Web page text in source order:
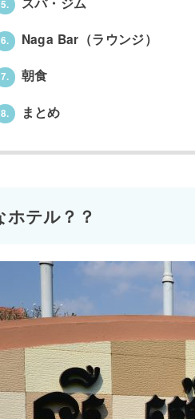
5.
6. Naga Bar（ラウンジ）
7. 朝食
8. まとめ
ホテル？？